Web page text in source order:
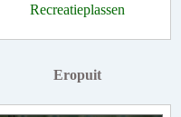
Recreatieplassen
Eropuit